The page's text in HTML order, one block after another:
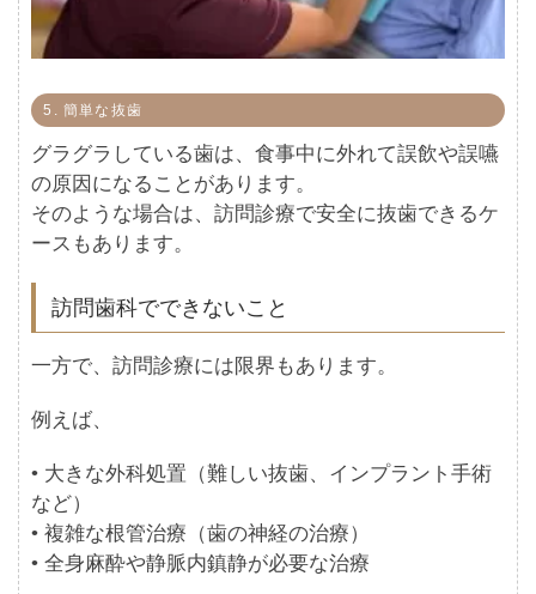
5. 簡単な抜歯
グラグラしている歯は、食事中に外れて誤飲や誤嚥
の原因になることがあります。
そのような場合は、訪問診療で安全に抜歯できるケ
ースもあります。
訪問歯科でできないこと
一方で、訪問診療には限界もあります。
例えば、
• 大きな外科処置（難しい抜歯、インプラント手術
など）
• 複雑な根管治療（歯の神経の治療）
• 全身麻酔や静脈内鎮静が必要な治療